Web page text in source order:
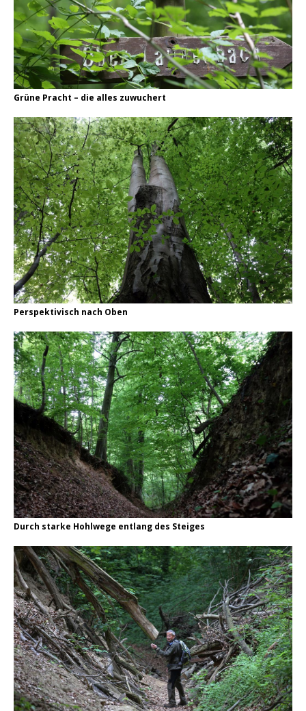
Grüne Pracht – die alles zuwuchert
Perspektivisch nach Oben
Durch starke Hohlwege entlang des Steiges